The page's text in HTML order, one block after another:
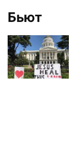
Бьют